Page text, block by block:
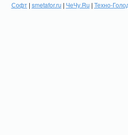
Софт| smetafor.ru | ЧеЧу.Ru | Техно-